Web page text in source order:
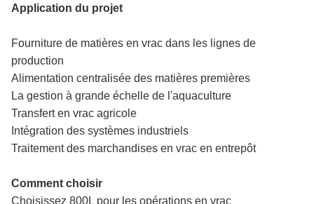
Application du projet
Fourniture de matières en vrac dans les lignes de
production
Alimentation centralisée des matières premières
La gestion à grande échelle de l'aquaculture
Transfert en vrac agricole
Intégration des systèmes industriels
Traitement des marchandises en vrac en entrepôt
Comment choisir
Choisissez 800L pour les opérations en vrac